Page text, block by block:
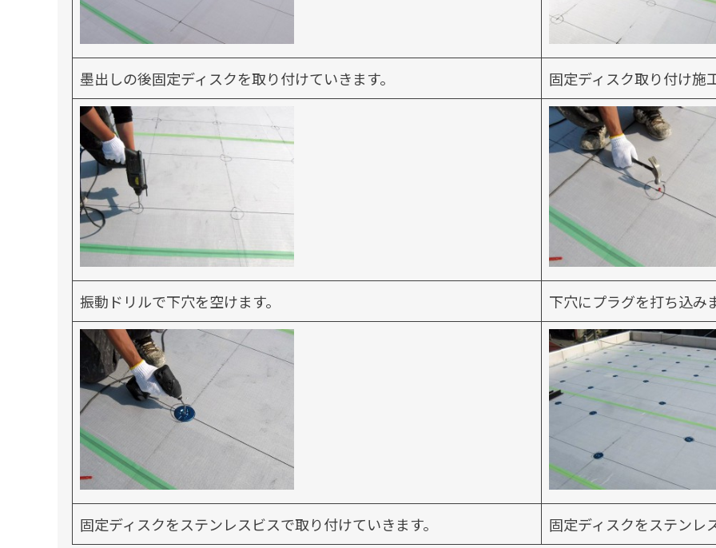
墨出しの後固定ディスクを取り付けていきます。 固定ディスク取り付け施
振動ドリルで下穴を空けます。 下穴にプラグを打ち込み
固定ディスクをステンレスビスで取り付けていきます。 固定ディスクをステンレ